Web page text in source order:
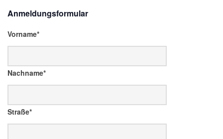
Anmeldungsformular
Vorname*
Nachname*
Straße*